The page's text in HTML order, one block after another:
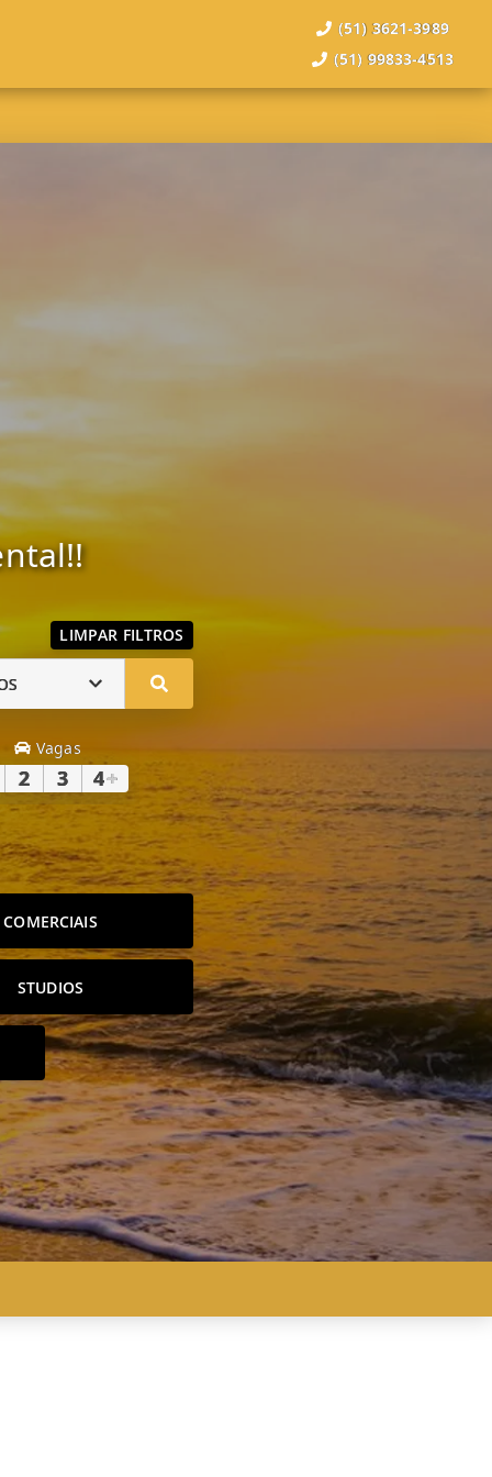
(51) 3621-3989
(51) 99833-4513
LIMPAR FILTROS
Vagas
2 3 4+
COMERCIAIS
STUDIOS